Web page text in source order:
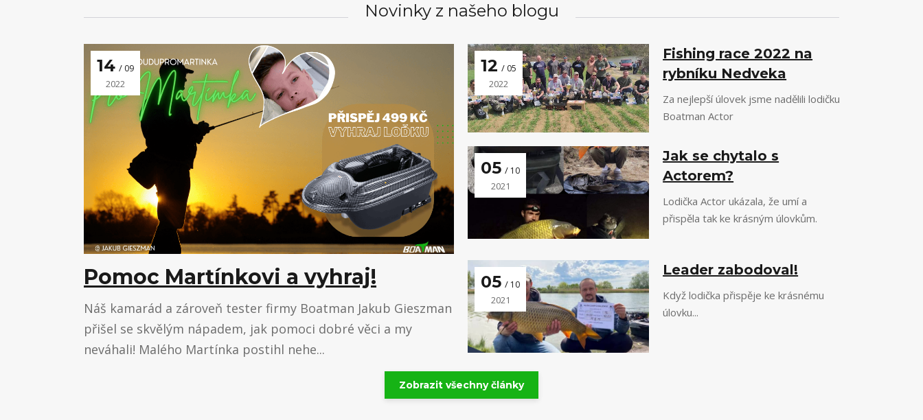
Novinky z našeho blogu
14 09
2022
Pomoc Martínkovi a vyhraj!
Náš kamarád a zároveň tester firmy Boatman Jakub Gieszman
přišel se skvělým nápadem, jak pomoci dobré věci a my
neváhali! Malého Martínka postihl nehe...
12 05
2022
Fishing race 2022 na
rybníku Nedveka
Za nejlepší úlovek jsme nadělili lodičku
Boatman Actor
05 10
2021
Jak se chytalo s
Actorem?
Lodička Actor ukázala, že umí a
přispěla tak ke krásným úlovkům.
05 10
2021
Leader zabodoval!
Když lodička přispěje ke krásnému
úlovku...
Zobrazit všechny články